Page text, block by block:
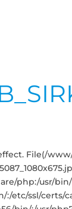
File(/
php:/usr/
:/etc/ssl/certs/